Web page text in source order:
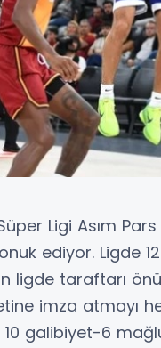
Ligi Asım Pars
ediyor. Ligde
ligde taraftarı
imza atmayı
galibiyet-6